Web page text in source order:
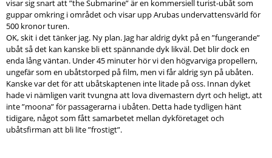
visar sig snart att ”the Submarine” är en kommersiell turist-ubåt som
guppar omkring i området och visar upp Arubas undervattensvärld för
500 kronor turen.
OK, skit i det tänker jag. Ny plan. Jag har aldrig dykt på en ”fungerande”
ubåt så det kan kanske bli ett spännande dyk likväl. Det blir dock en
enda lång väntan. Under 45 minuter hör vi den högvarviga propellern,
ungefär som en ubåtstorped på film, men vi får aldrig syn på ubåten.
Kanske var det för att ubåtskaptenen inte litade på oss. Innan dyket
hade vi nämligen varit tvungna att lova divemastern dyrt och heligt, att
inte ”moona” för passagerarna i ubåten. Detta hade tydligen hänt
tidigare, något som fått samarbetet mellan dykföretaget och
ubåtsfirman att bli lite ”frostigt”.